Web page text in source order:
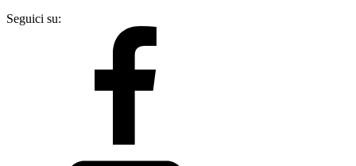
Seguici su: